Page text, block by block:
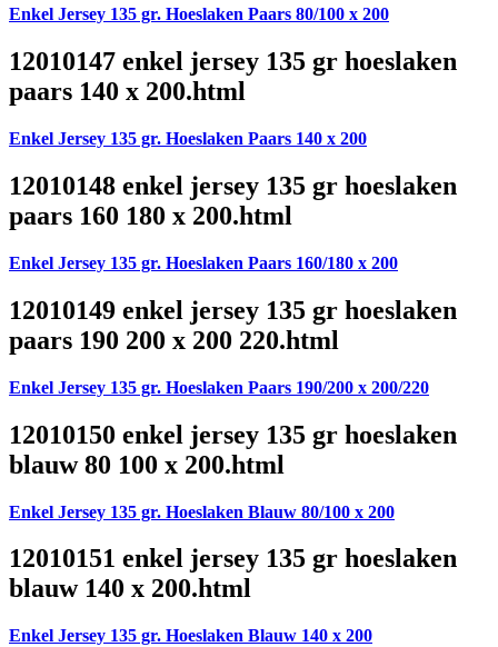
Enkel Jersey 135 gr. Hoeslaken Paars 80/100 x 200
12010147 enkel jersey 135 gr hoeslaken
paars 140 x 200.html
Enkel Jersey 135 gr. Hoeslaken Paars 140 x 200
12010148 enkel jersey 135 gr hoeslaken
paars 160 180 x 200.html
Enkel Jersey 135 gr. Hoeslaken Paars 160/180 x 200
12010149 enkel jersey 135 gr hoeslaken
paars 190 200 x 200 220.html
Enkel Jersey 135 gr. Hoeslaken Paars 190/200 x 200/220
12010150 enkel jersey 135 gr hoeslaken
blauw 80 100 x 200.html
Enkel Jersey 135 gr. Hoeslaken Blauw 80/100 x 200
12010151 enkel jersey 135 gr hoeslaken
blauw 140 x 200.html
Enkel Jersey 135 gr. Hoeslaken Blauw 140 x 200